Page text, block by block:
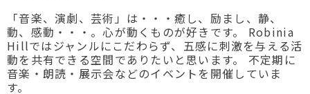
「音楽、演劇、芸術」は・・・癒し、励まし、静、
動、感動・・・。心が動くものが好きです。
Robinia
Hillではジャンルにこだわらず、五感に刺激を与える活
動を共有できる空間でありたいと思います。
不定期に
音楽・朗読・展示会などのイベントを開催していま
す。